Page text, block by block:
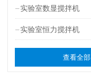
实验室数显搅拌机
实验室恒力搅拌机
查看全部